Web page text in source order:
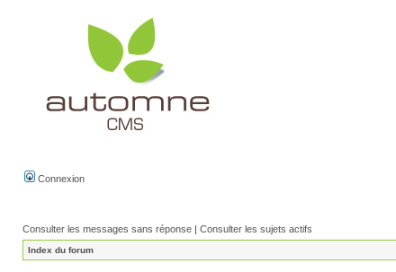
Connexion
Consulter les messages sans réponse | Consulter les sujets actifs
Index du forum